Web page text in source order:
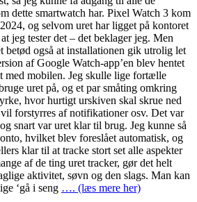
dette smartwatch har. Pixel Watch 3 kom
og selvom uret har ligget på kontoret
jeg tester det – det beklager jeg. Men
betød også at installationen gik utrolig let
af Google Watch-app’en blev hentet
med mobilen. Jeg skulle lige fortælle
uret på, og et par småting omkring
hvor hurtigt urskiven skal skrue ned
forstyrres af notifikationer osv. Det var
snart var uret klar til brug. Jeg kunne så
hvilket blev foreslået automatisk, og
klar til at tracke stort set alle aspekter
af de ting uret tracker, gør det helt
aktivitet, søvn og den slags. Man kan
‘gå i seng …. (læs mere her)